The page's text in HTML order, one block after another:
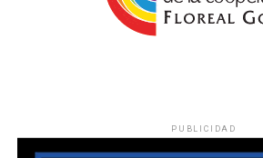
PUBLICIDAD